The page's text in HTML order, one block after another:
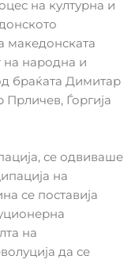
на културна и
македонската
на народна и
браќата Димитар
Ѓоргија
се одвиваше
на
се поставија
на
да се